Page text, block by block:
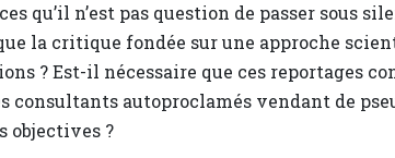
qu’il n’est pas question de passer sous
la critique fondée sur une approche
? Est-il nécessaire que ces reportages
consultants autoproclamés vendant de
objectives ?